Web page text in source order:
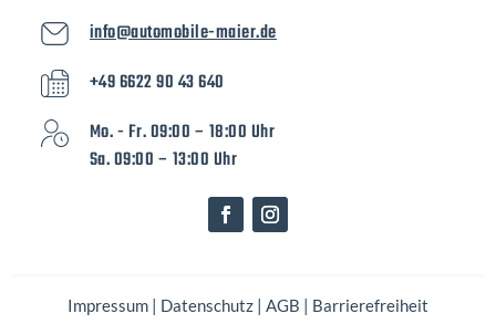
info@automobile-maier.de
+49 6622 90 43 640
Mo. - Fr. 09:00 – 18:00 Uhr
Sa. 09:00 – 13:00 Uhr
Impressum | Datenschutz | AGB | Barrierefreiheit